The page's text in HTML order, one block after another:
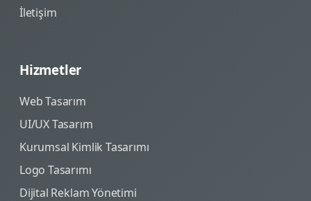
İletişim
Hizmetler
Web Tasarım
UI/UX Tasarım
Kurumsal Kimlik Tasarımı
Logo Tasarımı
Dijital Reklam Yönetimi